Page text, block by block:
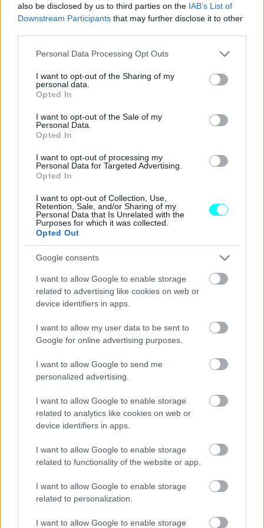
also be disclosed by us to third parties on the IAB’s List of
Downstream Participants that may further disclose it to other
Please note that this website/app uses one or more Google
not limited to your visit or usage behaviour. You may click to
grant or deny consent to Google and its third-party tags to
use your data for below specified purposes in below Google
consent section.
Personal Data Processing Opt Outs
I want to opt-out of the Sharing of my
personal data.
Opted In
I want to opt-out of the Sale of my
Personal Data.
Opted In
I want to opt-out of processing my
Personal Data for Targeted Advertising.
Opted In
I want to opt-out of Collection, Use,
Retention, Sale, and/or Sharing of my
Personal Data that Is Unrelated with the
Purposes for which it was collected.
Opted Out
Google consents
I want to allow Google to enable storage
related to advertising like cookies on web or
device identifiers in apps.
I want to allow my user data to be sent to
Google for online advertising purposes.
I want to allow Google to send me
personalized advertising.
I want to allow Google to enable storage
related to analytics like cookies on web or
device identifiers in apps.
I want to allow Google to enable storage
related to functionality of the website or app.
I want to allow Google to enable storage
related to personalization.
I want to allow Google to enable storage
Το μικρότερο σε ισχύ plug-in υβριδικό σύνολο έχει
αφετηρία έναν υπερτροφοδοτούμενο
χωρητικότητας 1,5 λίτρου, ο οποίος σε συνδυασμό